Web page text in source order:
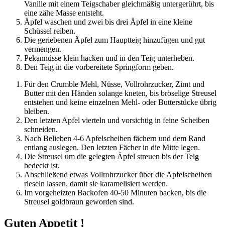
Vanille mit einem Teigschaber gleichmäßig untergerührt, bis
eine zähe Masse entsteht.
Äpfel waschen und zwei bis drei Äpfel in eine kleine
Schüssel reiben.
Die geriebenen Äpfel zum Hauptteig hinzufügen und gut
vermengen.
Pekannüsse klein hacken und in den Teig unterheben.
Den Teig in die vorbereitete Springform geben.
Für den Crumble Mehl, Nüsse, Vollrohrzucker, Zimt und
Butter mit den Händen solange kneten, bis bröselige Streusel
entstehen und keine einzelnen Mehl- oder Butterstücke übrig
bleiben.
Den letzten Apfel vierteln und vorsichtig in feine Scheiben
schneiden.
Nach Belieben 4-6 Apfelscheiben fächern und dem Rand
entlang auslegen. Den letzten Fächer in die Mitte legen.
Die Streusel um die gelegten Äpfel streuen bis der Teig
bedeckt ist.
Abschließend etwas Vollrohrzucker über die Apfelscheiben
rieseln lassen, damit sie karamelisiert werden.
Im vorgeheizten Backofen 40-50 Minuten backen, bis die
Streusel goldbraun geworden sind.
Guten Appetit !